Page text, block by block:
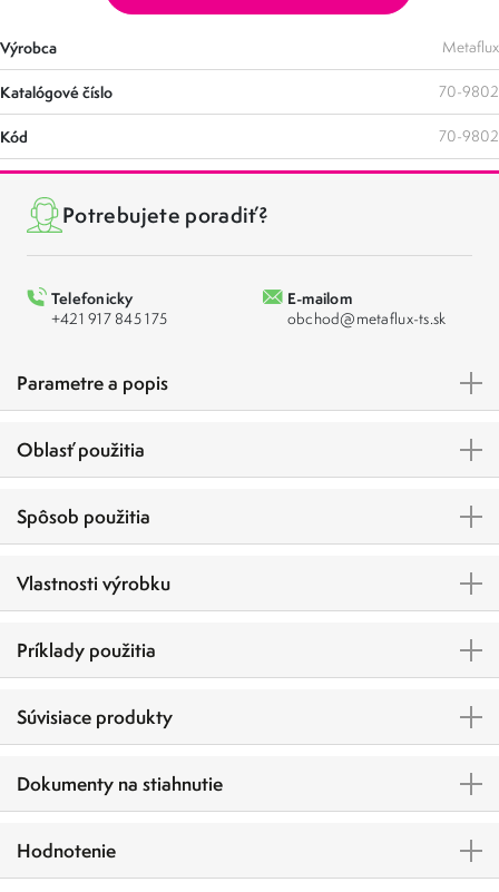
Výrobca Metaflux
Katalógové číslo 70-9802
Kód 70-9802
Potrebujete poradiť?
Telefonicky
+421 917 845 175
E-mailom
obchod@metaflux-ts.sk
Parametre a popis
Oblasť použitia
Spôsob použitia
Vlastnosti výrobku
Príklady použitia
Súvisiace produkty
Dokumenty na stiahnutie
Hodnotenie